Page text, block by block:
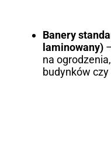
Banery
laminowany)
na
budynków